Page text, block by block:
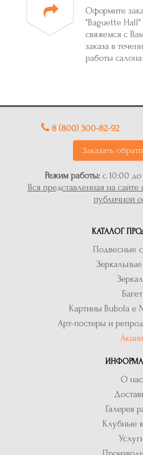
Оформите
"Baguette
свяжемся с
заказа в
работы салона
8 (800) 300-82-92
Заказать
Режим работы: с 10:00
Вся представленная на
публичной
КАТАЛОГ
Подвесные
Багет
Картины Bubola e
Арт-постеры и
Акции
О нас
Галерея
Клубные